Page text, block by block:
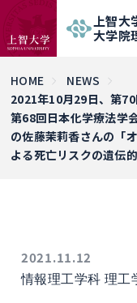
上智大
大学院
HOME
NEWS
2021年10月29日、第70
第68回日本化学療法学
の佐藤茉莉香さんの「
よる死亡リスクの遺伝
2021.11.12
情報理工学科 理工